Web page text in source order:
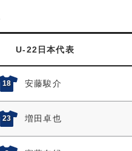
U-22日本代表
18 安藤駿介
23 増田卓也